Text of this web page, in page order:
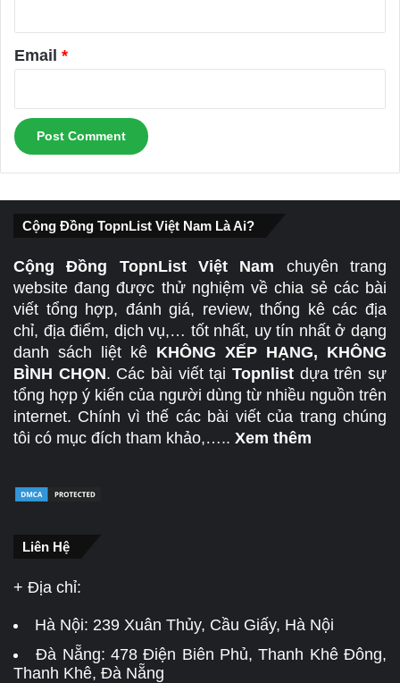
Email *
Cộng Đồng TopnList Việt Nam Là Ai?
Cộng Đồng TopnList Việt Nam chuyên trang
website đang được thử nghiệm về chia sẻ các bài
viết tổng hợp, đánh giá, review, thống kê các địa
chỉ, địa điểm, dịch vụ,… tốt nhất, uy tín nhất ở dạng
danh sách liệt kê KHÔNG XẾP HẠNG, KHÔNG
BÌNH CHỌN. Các bài viết tạiTopnlist dựa trên sự
tổng hợp ý kiến của người dùng từ nhiều nguồn trên
internet. Chính vì thế các bài viết của trang chúng
tôi có mục đích tham khảo,….. Xem thêm
Liên Hệ
+ Địa chỉ:
Hà Nội: 239 Xuân Thủy, Cầu Giấy, Hà Nội
Đà Nẵng:478 Điện Biên Phủ, Thanh Khê Đông,
Thanh Khê, Đà Nẵng